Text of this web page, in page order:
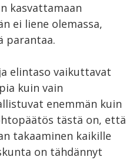
kasvattamaan
ei liene olemassa,
parantaa.
elintaso vaikuttavat
kuin vain
enemmän kuin
tästä on, että
takaaminen kaikille
on tähdännyt